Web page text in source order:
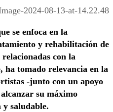
2024-08-13-at-14.22.48
se enfoca en la
y rehabilitación de
relacionadas con la
ha tomado relevancia en la
-junto con un apoyo
su máximo
y saludable.